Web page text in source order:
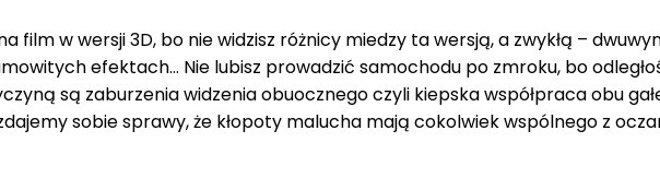
film w wersji 3D, bo nie widzisz różnicy miedzy ta wersją, a zwykłą –
efektach… Nie lubisz prowadzić samochodu po zmroku, bo
są zaburzenia widzenia obuocznego czyli kiepska współpraca obu
sobie sprawy, że kłopoty malucha mają cokolwiek wspólnego z